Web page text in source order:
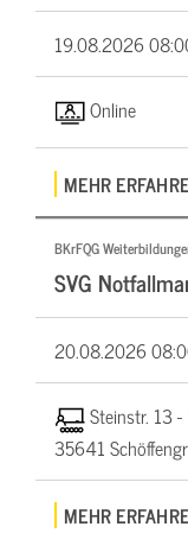
19.08.2026
Online
MEHR
BKrFQG
SVG
20.08.2026
Steinstr. 13 -
35641
MEHR